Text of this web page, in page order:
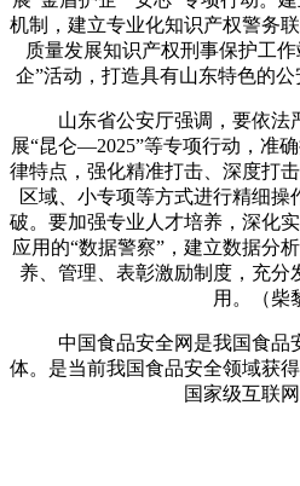
机制，建立专业化知识产权警务
质量发展知识产权刑事保护工
企”活动，打造具有山东特色的公
山东省公安厅强调，要依法
展“昆仑—2025”等专项行动，准
律特点，强化精准打击、深度打
区域、小专项等方式进行精细操
破。要加强专业人才培养，深化
应用的“数据警察”，建立数据分
养、管理、表彰激励制度，充分
用。（柴
中国食品安全网是我国食品
体。是当前我国食品安全领域获
国家级互联网